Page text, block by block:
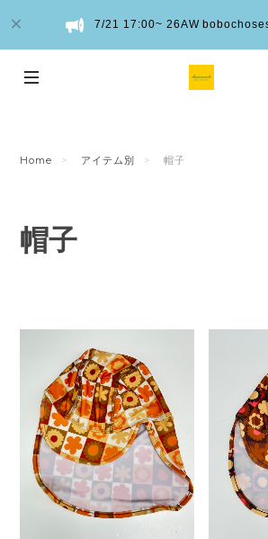
7/21 17:00~ 26AW
Home アイテム別 帽子
帽子